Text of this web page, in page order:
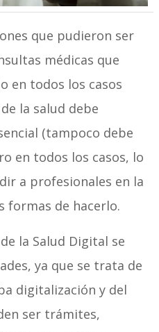
que pudieron ser
médicas que
en todos los casos
la salud debe
(tampoco debe
en todos los casos, lo
a profesionales en la
formas de hacerlo.
la Salud Digital se
ya que se trata de
digitalización y del
ser trámites,